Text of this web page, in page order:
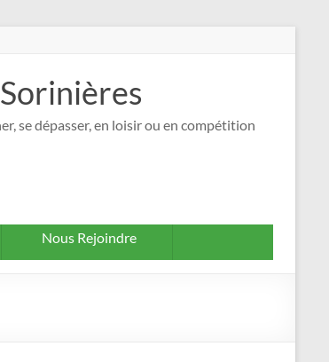
se dépasser, en loisir ou en compétition
Nous Rejoindre